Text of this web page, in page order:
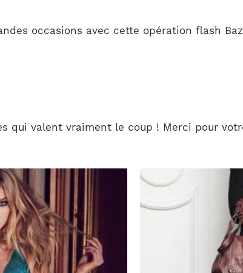
occasions avec cette opération flash
qui valent vraiment le coup ! Merci pour